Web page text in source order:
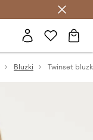
Bluzki Twinset